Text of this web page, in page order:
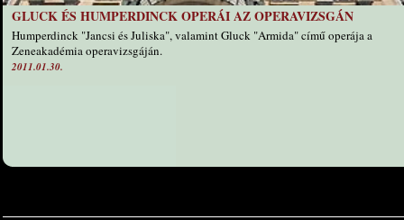
GLUCK ÉS HUMPERDINCK OPERÁI AZ OPERAVIZSGÁN
Humperdinck "Jancsi és Juliska", valamint Gluck "Armida" című operája a
Zeneakadémia operavizsgáján.
2011.01.30.